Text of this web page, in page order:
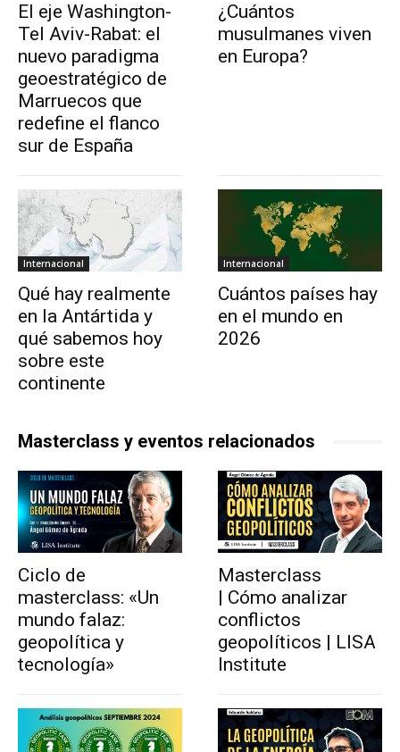
El eje Washington-
Tel Aviv-Rabat: el
nuevo paradigma
geoestratégico de
Marruecos que
redefine el flanco
sur de España
¿Cuántos
musulmanes viven
en Europa?
Internacional
Qué hay realmente
en la Antártida y
qué sabemos hoy
sobre este
continente
Internacional
Cuántos países hay
en el mundo en
2026
Masterclass y eventos relacionados
Ciclo de
masterclass: «Un
mundo falaz:
geopolítica y
tecnología»
Masterclass
| Cómo analizar
conflictos
geopolíticos | LISA
Institute